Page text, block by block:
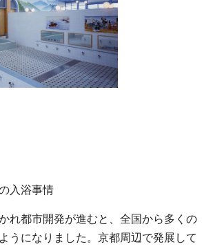
入浴事情
れ都市開発が進むと、全国から多くの
うになりました。京都周辺で発展して